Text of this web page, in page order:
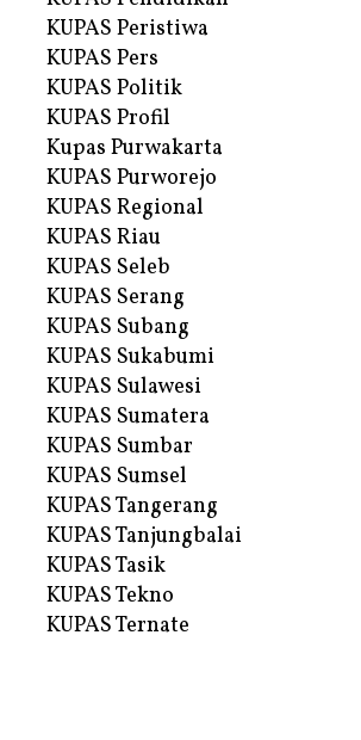
KUPAS Peristiwa
KUPAS Pers
KUPAS Politik
KUPAS Profil
Kupas Purwakarta
KUPAS Purworejo
KUPAS Regional
KUPAS Riau
KUPAS Seleb
KUPAS Serang
KUPAS Subang
KUPAS Sukabumi
KUPAS Sulawesi
KUPAS Sumatera
KUPAS Sumbar
KUPAS Sumsel
KUPAS Tangerang
KUPAS Tanjungbalai
KUPAS Tasik
KUPAS Tekno
KUPAS Ternate